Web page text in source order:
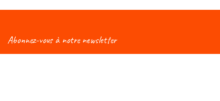
Abonnez-vous à notre newsletter